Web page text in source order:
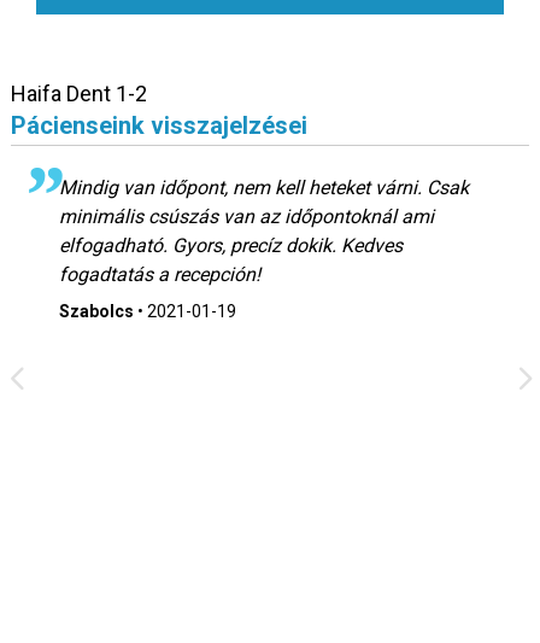
Haifa Dent 1-2
Pácienseink visszajelzései
Mindig van időpont, nem kell heteket várni. Csak
minimális csúszás van az időpontoknál ami
elfogadható. Gyors, precíz dokik. Kedves
fogadtatás a recepción!
Szabolcs • 2021-01-19